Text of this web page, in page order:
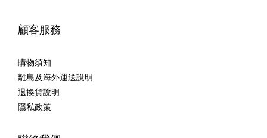
顧客服務
購物須知
離島及海外運送說明
退換貨說明
隱私政策